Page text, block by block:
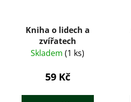
Kniha o lidech a
zvířatech
Skladem (1 ks)
59 Kč